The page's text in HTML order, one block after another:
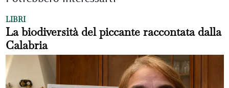
LIBRI
La biodiversità del piccante raccontata dalla
Calabria